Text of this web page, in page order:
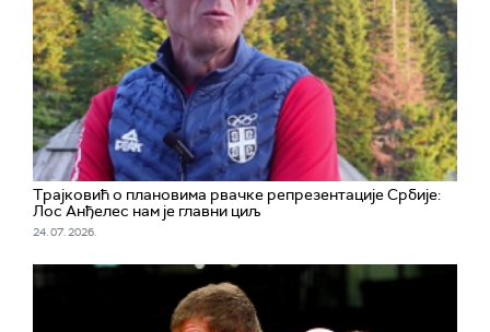
Трајковић о плановима рвачке репрезентације Србије:
Лос Анђелес нам је главни циљ
24. 07. 2026.